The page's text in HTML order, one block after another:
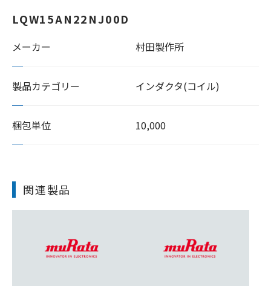
LQW15AN22NJ00D
メーカー 村田製作所
製品カテゴリー インダクタ(コイル)
梱包単位 10,000
関連製品